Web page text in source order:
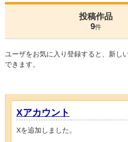
投稿作品
9件
ユーザをお気に入り登録すると、新し
できます。
Xアカウント
Xを追加しました。